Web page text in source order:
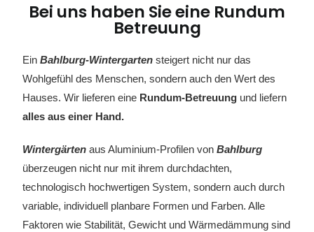
Bei uns haben Sie eine Rundum
Betreuung
EinBahlburg-Wintergarten steigert nicht nur das
Wohlgefühl des Menschen, sondern auch den Wert des
Hauses. Wir lieferen eine Rundum-Betreuung und liefern
alles aus einer Hand.
Wintergärten aus Aluminium-Profilen vonBahlburg
überzeugen nicht nur mit ihrem durchdachten,
technologisch hochwertigen System, sondern auch durch
variable, individuell planbare Formen und Farben. Alle
Faktoren wie Stabilität, Gewicht und Wärmedämmung sind